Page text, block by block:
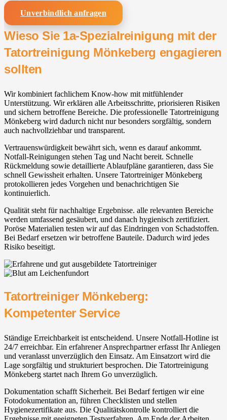
Unverbindlich anfragen
Wieso Sie 1a-Spezialreinigung mit der
Tatortreinigung Mönkeberg engagieren
sollten
Wir kombiniert fachlichem Know-how mit mitfühlender
Unterstützung. Wir erklären alle Arbeitsschritte, priorisieren Risiken
und sichern betroffene Bereiche. Die professionelle Tatortreinigung
Mönkeberg wird dadurch nicht nur besonders sorgfältig, sondern
auch nachvollziehbar und transparent.
Vertrauenswürdigkeit bewährt sich, wenn es darauf ankommt.
Notfall-Reinigungen stehen Tag und Nacht bereit. Schnelle
Rückmeldung sowie detaillierte Ablaufpläne garantieren, dass Sie
schnell Gewissheit erhalten. Unsere Tatortreiniger Mönkeberg
protokollieren jedes Vorgehen und benachrichtigen Sie
kontinuierlich.
Qualität steht für nachhaltige Ergebnisse. alle relevanten Bereiche
werden umfassend gesäubert, und danach hygienisch zertifiziert.
Poröse Materialien testen wir auf das Eindringen von Schadstoffen.
Bei Bedarf ersetzen wir betroffene Bauteile. Dadurch wird jedes
Risiko beseitigt.
Tatortreiniger Mönkeberg:
Kompetenter Service
Ständige Erreichbarkeit ist entscheidend. Unsere Notfall-Hotline ist
24/7 erreichbar. Ein erfahrener Ansprechpartner erfasst Ihr Anliegen
und veranlasst unverzüglich den Einsatz. Am Einsatzort wird die
Lage sorgfältig und strukturiert besprochen. Die Tatortreinigung
Mönkeberg startet nach Ihrem Go unverzüglich.
Dokumentation schafft Sicherheit. Bei Bedarf fertigen wir eine
Fotodokumentation an, führen Checklisten und stellen
Hygienezertifikate aus. Die Qualitätskontrolle kontrolliert die